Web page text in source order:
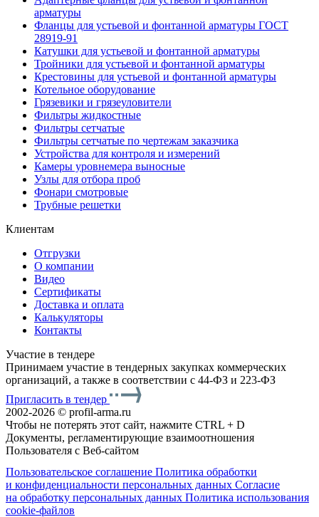
арматуры
Фланцы для устьевой и фонтанной арматуры ГОСТ
28919-91
Катушки для устьевой и фонтанной арматуры
Тройники для устьевой и фонтанной арматуры
Крестовины для устьевой и фонтанной арматуры
Котельное оборудование
Грязевики и грязеуловители
Фильтры жидкостные
Фильтры сетчатые
Фильтры сетчатые по чертежам заказчика
Устройства для контроля и измерений
Камеры уровнемера выносные
Узлы для отбора проб
Фонари смотровые
Трубные решетки
Клиентам
Отгрузки
О компании
Видео
Сертификаты
Доставка и оплата
Калькуляторы
Контакты
Участие в тендере
Принимаем участие в тендерных закупках коммерческих
организаций, а также в соответствии с 44-ФЗ и 223-ФЗ
Пригласить в тендер
2002-2026 © profil-arma.ru
Чтобы не потерять этот сайт, нажмите CTRL + D
Документы, регламентирующие взаимоотношения
Пользователя с Веб-сайтом
Пользовательское соглашение Политика обработки
и конфиденциальности персональных данных Согласие
на обработку персональных данных Политика использования
cookie-файлов